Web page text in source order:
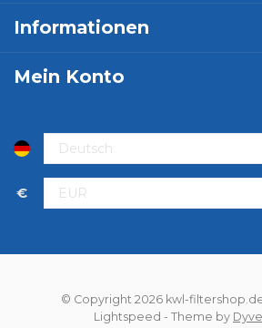
Informationen
Mein Konto
€
© Copyright 2026 kwl-
Lightspeed - Theme by